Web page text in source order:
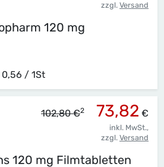
120 mg
/ 1St
zzgl. Versand
120 mg Filmtabletten
102,80 €2 73,82 €
inkl. MwSt.,
zzgl. Versand